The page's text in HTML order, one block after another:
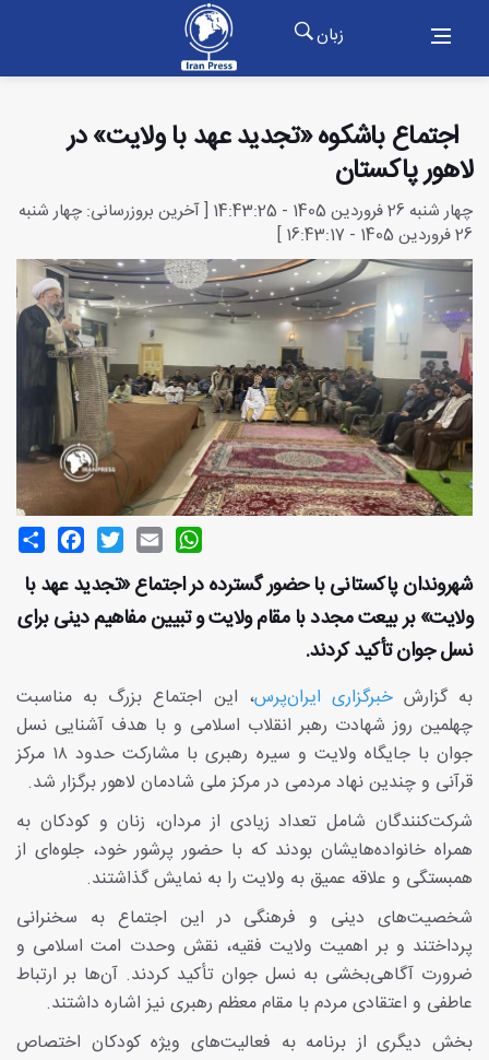
زبان
اجتماع باشکوه «تجدید عهد با ولایت» در
لاهور پاکستان
چهار شنبه 26 فروردین 1405 - 14:43:25 [ آخرین بروزرسانی: چهار شنبه
26 فروردین 1405 - 16:43:17 ]
Share
FacebookTwitterEmail
WhatsApp
شهروندان پاکستانی با حضور گسترده در اجتماع «تجدید عهد با
ولایت» بر بیعت مجدد با مقام ولایت و تبیین مفاهیم دینی برای
نسل جوان تأکید کردند.
به گزارشخبرگزاری ایران‌پرس، این اجتماع بزرگ به مناسبت
چهلمین روز شهادت رهبر انقلاب اسلامی و با هدف آشنایی نسل
جوان با جایگاه ولایت و سیره رهبری با مشارکت حدود ۱۸ مرکز
قرآنی و چندین نهاد مردمی در مرکز ملی شادمان لاهور برگزار شد.
شرکت‌کنندگان شامل تعداد زیادی از مردان، زنان و کودکان به
همراه خانواده‌هایشان بودند که با حضور پرشور خود، جلوه‌ای از
همبستگی و علاقه عمیق به ولایت را به نمایش گذاشتند.
شخصیت‌های دینی و فرهنگی در این اجتماع به سخنرانی
پرداختند و بر اهمیت ولایت فقیه، نقش وحدت امت اسلامی و
ضرورت آگاهی‌بخشی به نسل جوان تأکید کردند. آن‌ها بر ارتباط
عاطفی و اعتقادی مردم با مقام معظم رهبری نیز اشاره داشتند.
بخش دیگری از برنامه به فعالیت‌های ویژه کودکان اختصاص